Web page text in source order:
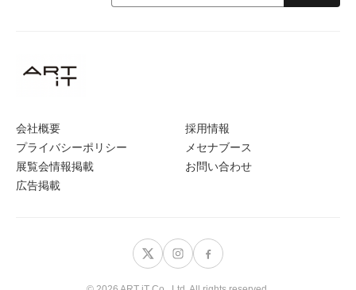
会社概要
プライバシーポリシー
展覧会情報掲載
広告掲載
採用情報
メセナブース
お問い合わせ